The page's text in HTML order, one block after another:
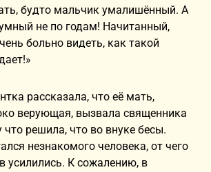
будто мальчик умалишённый. А
не по годам! Начитанный,
больно видеть, как такой
рассказала, что её мать,
верующая, вызвала священника
решила, что во внуке бесы.
незнакомого человека, от чего
усилились. К сожалению, в